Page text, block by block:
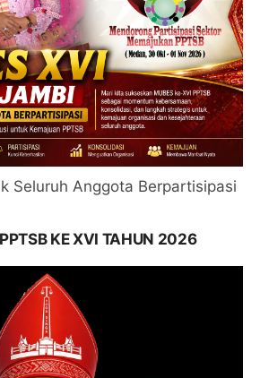
Seluruh Anggota Berpartisipasi
KE XVI TAHUN 2026